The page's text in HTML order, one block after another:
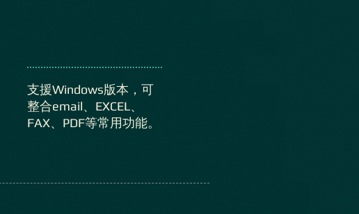
支援Windows版本，可
整合email、EXCEL、
FAX、PDF等常用功能。